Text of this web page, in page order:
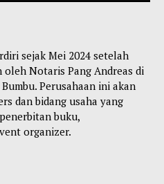
sejak Mei 2024 setelah
Notaris Pang Andreas di
Perusahaan ini akan
dan bidang usaha yang
buku,
organizer.